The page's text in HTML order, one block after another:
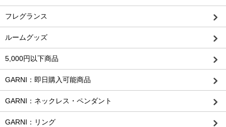
フレグランス
ルームグッズ
5,000円以下商品
GARNI：即日購入可能商品
GARNI：ネックレス・ペンダント
GARNI：リング